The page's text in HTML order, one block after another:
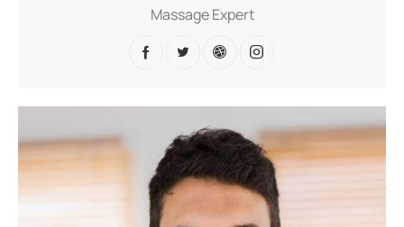
Massage Expert